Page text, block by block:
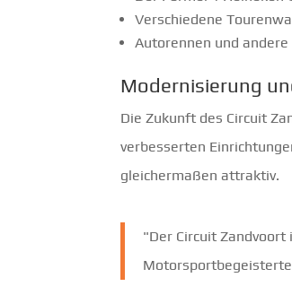
Verschiedene
Autorennen und
Modernisierung
Die Zukunft des Circuit
verbesserten
gleichermaßen attraktiv.
"Der Circuit